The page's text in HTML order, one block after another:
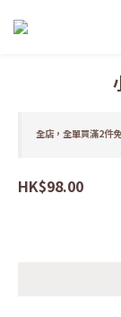
全店，全單買滿2件
HK$98.00